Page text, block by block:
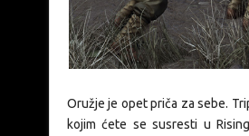
Oružje je opet priča za sebe.
kojim ćete se susresti u